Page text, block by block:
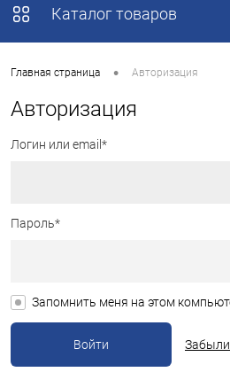
Каталог товаров
Главная страница • Авторизация
Авторизация
Логин или email*
Пароль*
Запомнить меня на этом
Забыли